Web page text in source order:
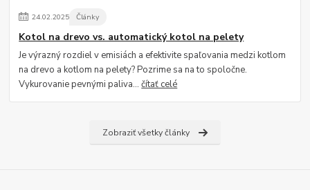
24.02.2025 Články
Kotol na drevo vs. automatický kotol na pelety
Je výrazný rozdiel v emisiách a efektivite spaľovania medzi kotlom
na drevo a kotlom na pelety? Pozrime sa na to spoločne.
Vykurovanie pevnými paliva...čítať celé
Zobraziť všetky články